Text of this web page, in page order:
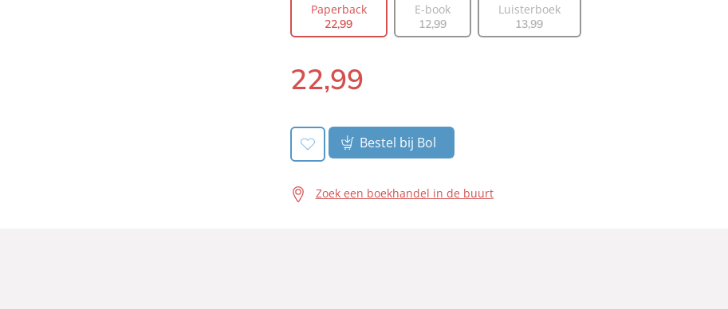
Paperback
22,99
E-book
12,99
Luisterboek
13,99
Paperback:
22,99
Bestel bij Bol
Zoek een boekhandel in de buurt